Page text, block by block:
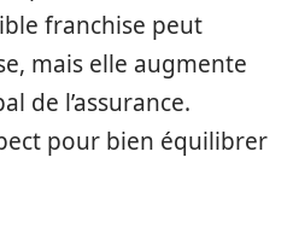
franchise peut
mais elle augmente
de l’assurance.
pour bien équilibrer